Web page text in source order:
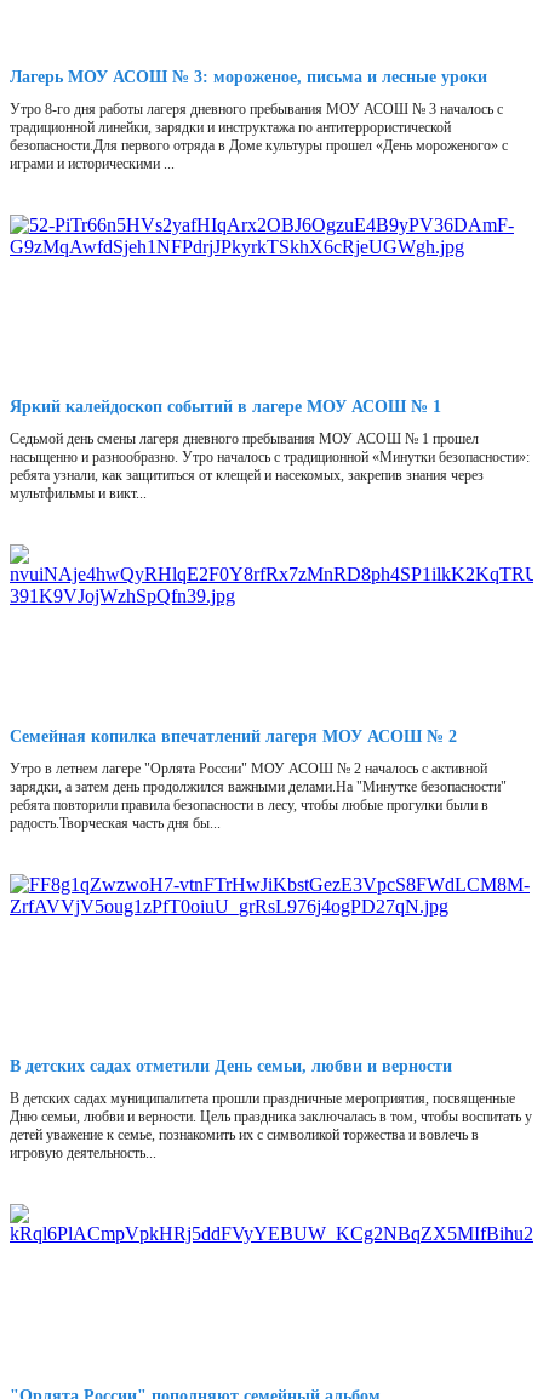
Лагерь МОУ АСОШ № 3: мороженое, письма и лесные уроки
Утро 8-го дня работы лагеря дневного пребывания МОУ АСОШ № 3 началось с
традиционной линейки, зарядки и инструктажа по антитеррористической
безопасности.Для первого отряда в Доме культуры прошел «День мороженого» с
играми и историческими ...
Яркий калейдоскоп событий в лагере МОУ АСОШ № 1
Седьмой день смены лагеря дневного пребывания МОУ АСОШ № 1 прошел
насыщенно и разнообразно. Утро началось с традиционной «Минутки безопасности»:
ребята узнали, как защититься от клещей и насекомых, закрепив знания через
мультфильмы и викт...
Семейная копилка впечатлений лагеря МОУ АСОШ № 2
Утро в летнем лагере "Орлята России" МОУ АСОШ № 2 началось с активной
зарядки, а затем день продолжился важными делами.На "Минутке безопасности"
ребята повторили правила безопасности в лесу, чтобы любые прогулки были в
радость.Творческая часть дня бы...
В детских садах отметили День семьи, любви и верности
В детских садах муниципалитета прошли праздничные мероприятия, посвященные
Дню семьи, любви и верности. Цель праздника заключалась в том, чтобы воспитать у
детей уважение к семье, познакомить их с символикой торжества и вовлечь в
игровую деятельность...